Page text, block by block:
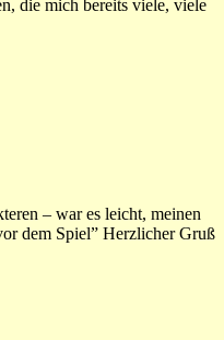
die mich bereits viele, viele
– war es leicht, meinen
dem Spiel” Herzlicher Gruß